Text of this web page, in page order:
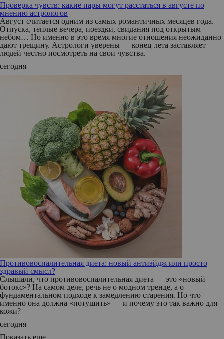
Проверка чувств: какие пары могут расстаться в августе по
мнению астрологов
Август считается одним из самых романтичных месяцев года.
Отпуска, теплые вечера, поездки, свидания под открытым
небом… Но именно в это время многие отношения неожиданно
дают трещину. Астрологи уверены — конец лета заставляет
людей честно посмотреть на свои чувства.
сегодня
Противовоспалительная диета: новый антиэйдж или просто
здравый смысл?
Слышали, что противовоспалительная диета — это «новый
ботокс»? На самом деле, речь не о модном тренде, а о
фундаментальном подходе к замедлению старения. Но что
именно она должна «потушить» — и почему это так важно для
кожи?
сегодня
Показать еще